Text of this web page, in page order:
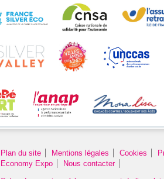
Plan du site Mentions légales Cookies
Economy Expo
Nous contacter